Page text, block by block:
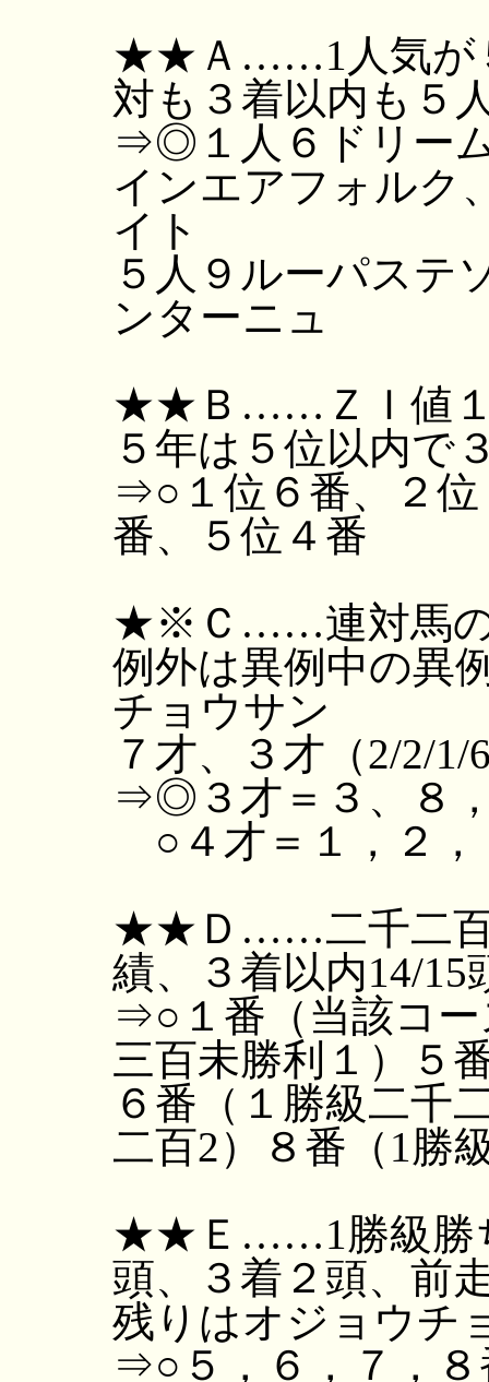
★★Ａ……1人気が
対も３着以内も５
⇒◎１人６ドリー
インエアフォルク
イト
５人９ルーパステ
ンターニュ
★★Ｂ……ＺＩ値１
５年は５位以内で
⇒○１位６番、２位
番、５位４番
★※Ｃ……連対馬の
例外は異例中の異
チョウサン
７才、３才（2/2/1/
⇒◎３才＝３、８
○４才＝１，２，
★★Ｄ……二千二百
績、３着以内14/15
⇒○１番（当該コー
三百未勝利１）５
６番（１勝級二千
二百2）８番（1勝
★★Ｅ……1勝級勝
頭、３着２頭、前
残りはオジョウチ
⇒○５，６，７，８